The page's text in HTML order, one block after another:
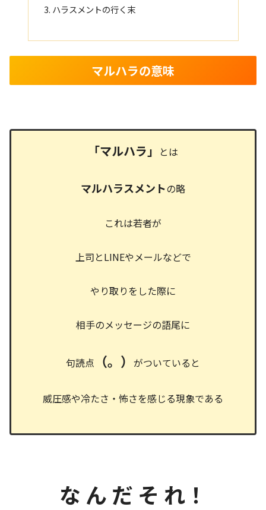
ハラスメントの行く末
マルハラの意味
「マルハラ」 とは
マルハラスメントの略
これは若者が
上司とLINEやメールなどで
やり取りをした際に
相手のメッセージの語尾に
句読点 （。） がついていると
威圧感や冷たさ・怖さを感じる現象である
な ん だ そ れ！